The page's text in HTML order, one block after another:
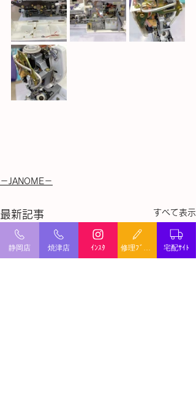
－JANOME－
最新記事 すべて表示
静岡店 焼津店 ｲﾝｽﾀ 宅配ｻｲﾄ